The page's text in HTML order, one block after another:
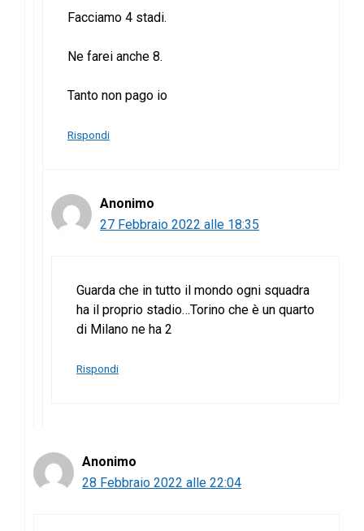
Facciamo 4 stadi.
Ne farei anche 8.
Tanto non pago io
Rispondi
Anonimo
27 Febbraio 2022 alle 18:35
Guarda che in tutto il mondo ogni squadra
ha il proprio stadio…Torino che è un quarto
di Milano ne ha 2
Rispondi
Anonimo
28 Febbraio 2022 alle 22:04